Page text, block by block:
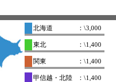
北海道 ：\3,000
東北 ：\1,400
関東 ：\1,400
甲信越・北陸 ：\1,400